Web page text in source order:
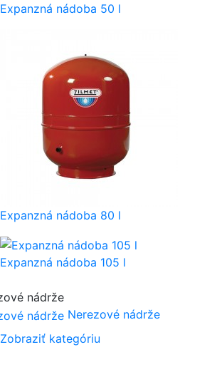
Expanzná nádoba 50 l
Expanzná nádoba 80 l
Expanzná nádoba 105 l
Nerezové nádrže
Zobraziť kategóriu